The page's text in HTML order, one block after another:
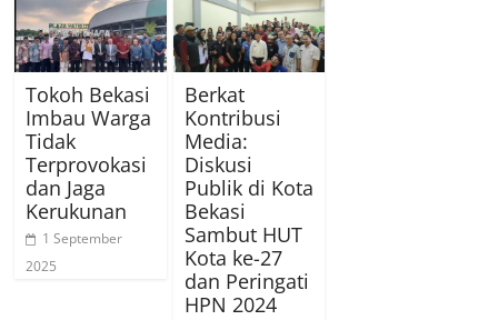
Tokoh Bekasi
Imbau Warga
Tidak
Terprovokasi
dan Jaga
Kerukunan
1 September
2025
Berkat
Kontribusi
Media:
Diskusi
Publik di Kota
Bekasi
Sambut HUT
Kota ke-27
dan Peringati
HPN 2024